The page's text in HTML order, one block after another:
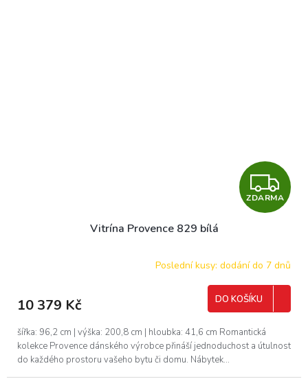
Z
D
R
ZDARMA
Vitrína Provence 829 bílá
Poslední kusy: dodání do 7 dnů
10 379 Kč DO KOŠÍKU
šířka: 96,2 cm | výška: 200,8 cm | hloubka: 41,6 cm Romantická
kolekce Provence dánského výrobce přináší jednoduchost a útulnost
do každého prostoru vašeho bytu či domu. Nábytek...